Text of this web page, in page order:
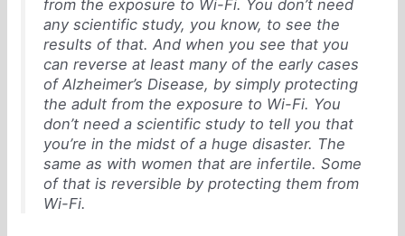
from the exposure to Wi-Fi. You don’t need
any scientific study, you know, to see the
results of that. And when you see that you
can reverse at least many of the early cases
of Alzheimer’s Disease, by simply protecting
the adult from the exposure to Wi-Fi. You
don’t need a scientific study to tell you that
you’re in the midst of a huge disaster. The
same as with women that are infertile. Some
of that is reversible by protecting them from
Wi-Fi.